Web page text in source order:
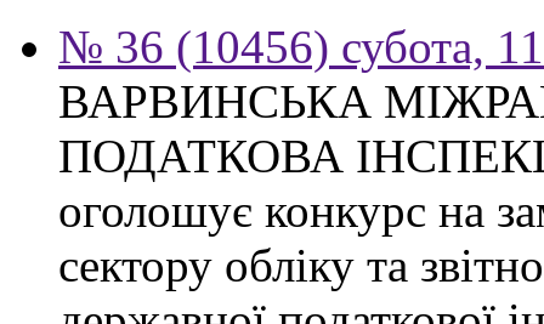
№ 36 (10456) субота,
ВАРВИНСЬКА
ПОДАТКОВА
оголошує конкурс на
сектору обліку та